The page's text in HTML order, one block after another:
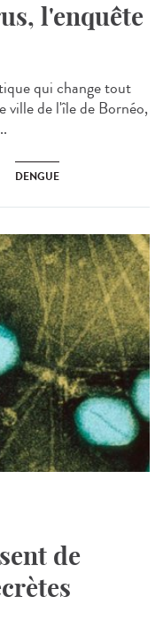
l'enquête
qui change tout
ville de l'île de Bornéo,
DENGUE
de